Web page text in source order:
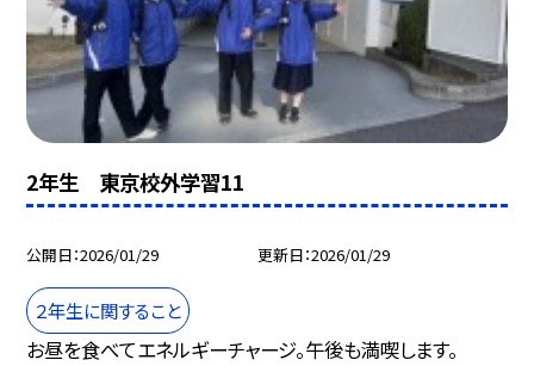
2年生 東京校外学習11
公開日 2026/01/29 更新日 2026/01/29
２年生に関すること
お昼を食べてエネルギーチャージ。午後も満喫します。